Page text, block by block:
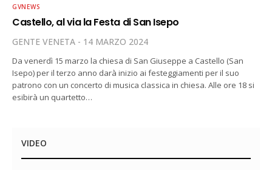
GVNEWS
Castello, al via la Festa di San Isepo
GENTE VENETA 14 MARZO 2024
Da venerdì 15 marzo la chiesa di San Giuseppe a Castello (San
Isepo) per il terzo anno darà inizio ai festeggiamenti per il suo
patrono con un concerto di musica classica in chiesa. Alle ore 18 si
esibirà un quartetto…
VIDEO